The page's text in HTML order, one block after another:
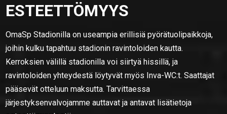
ESTEETTÖMYYS
OmaSp Stadionilla on useampia erillisiä pyörätuolipaikkoja,
joihin kulku tapahtuu stadionin ravintoloiden kautta.
Kerroksien välillä stadionilla voi siirtyä hissillä, ja
ravintoloiden yhteydestä löytyvät myös Inva-WC:t. Saattajat
pääsevät otteluun maksutta. Tarvittaessa
järjestyksenvalvojamme auttavat ja antavat lisätietoja